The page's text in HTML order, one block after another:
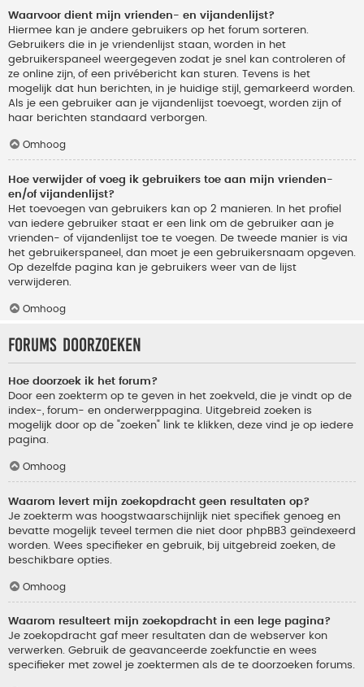
Waarvoor dient mijn vrienden- en vijandenlijst?
Hiermee kan je andere gebruikers op het forum sorteren.
Gebruikers die in je vriendenlijst staan, worden in het
gebruikerspaneel weergegeven zodat je snel kan controleren of
ze online zijn, of een privébericht kan sturen. Tevens is het
mogelijk dat hun berichten, in je huidige stijl, gemarkeerd worden.
Als je een gebruiker aan je vijandenlijst toevoegt, worden zijn of
haar berichten standaard verborgen.
Omhoog
Hoe verwijder of voeg ik gebruikers toe aan mijn vrienden-
en/of vijandenlijst?
Het toevoegen van gebruikers kan op 2 manieren. In het profiel
van iedere gebruiker staat er een link om de gebruiker aan je
vrienden- of vijandenlijst toe te voegen. De tweede manier is via
het gebruikerspaneel, dan moet je een gebruikersnaam opgeven.
Op dezelfde pagina kan je gebruikers weer van de lijst
verwijderen.
Omhoog
Forums doorzoeken
Hoe doorzoek ik het forum?
Door een zoekterm op te geven in het zoekveld, die je vindt op de
index-, forum- en onderwerppagina. Uitgebreid zoeken is
mogelijk door op de "zoeken" link te klikken, deze vind je op iedere
pagina.
Omhoog
Waarom levert mijn zoekopdracht geen resultaten op?
Je zoekterm was hoogstwaarschijnlijk niet specifiek genoeg en
bevatte mogelijk teveel termen die niet door phpBB3 geïndexeerd
worden. Wees specifieker en gebruik, bij uitgebreid zoeken, de
beschikbare opties.
Omhoog
Waarom resulteert mijn zoekopdracht in een lege pagina?
Je zoekopdracht gaf meer resultaten dan de webserver kon
verwerken. Gebruik de geavanceerde zoekfunctie en wees
specifieker met zowel je zoektermen als de te doorzoeken forums.